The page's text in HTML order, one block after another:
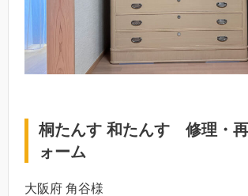
桐たんす 和たんす 修理・
ォーム
大阪府 角谷様